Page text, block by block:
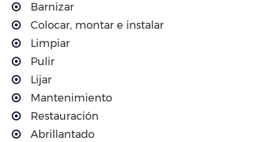
Barnizar
Colocar, montar e instalar
Limpiar
Pulir
Lijar
Mantenimiento
Restauración
Abrillantado